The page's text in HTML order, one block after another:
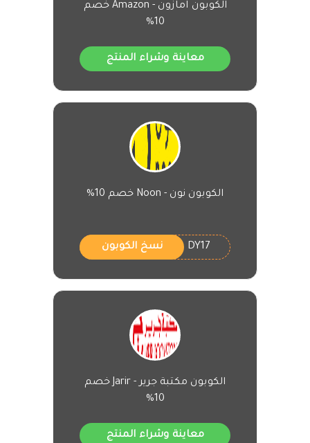
الكوبون امازون - Amazon خصم
10%
معاينة وشراء المنتج
الكوبون نون - Noon خصم 10%
DY17 نسخ الكوبون
الكوبون مكتبة جرير - Jarir خصم
10%
معاينة وشراء المنتج